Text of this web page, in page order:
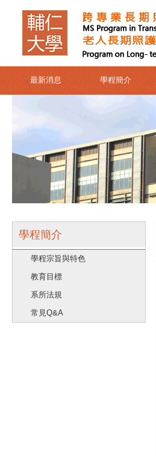
最新消息 學程簡介
學程簡介
學程宗旨與特色
教育目標
系所法規
常見Q&A